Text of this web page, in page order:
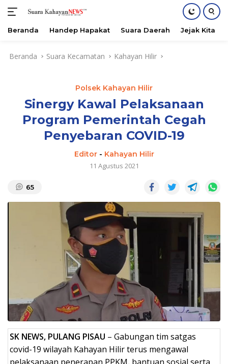
Beranda Handep Hapakat Suara Daerah Jejak Kita
Beranda Suara Kecamatan Kahayan Hilir
Polsek Kahayan Hilir
Sinergy Kawal Pelaksanaan
Program Pemerintah Cegah
Penyebaran COVID-19
Editor- Kahayan Hilir
11 Agustus 2021
65
SK NEWS, PULANG PISAU – Gabungan tim satgas
covid-19 wilayah Kahayan Hilir terus mengawal